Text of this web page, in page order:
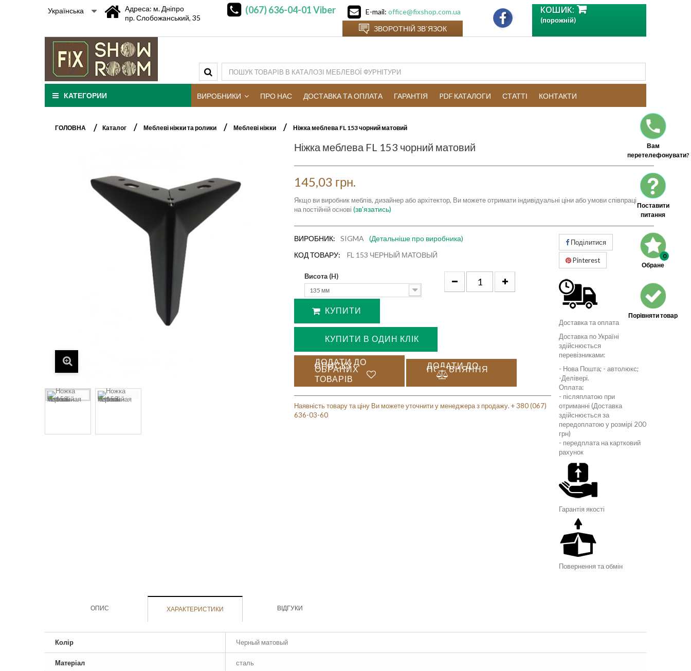
Вам
перетелефонувати?
Поставити
питання
Обране
0
Порівняти товар
Українська
Адреса: м. Дніпро
пр. Слобожанський, 35
(067) 636-04-01Viber E-mail: office@fixshop.com.ua
ЗВОРОТНІЙ ЗВ`ЯЗОК
КОШИК:
(порожній)
КАТЕГОРИИ ВИРОБНИКИ ПРО НАС ДОСТАВКА ТА ОПЛАТА ГАРАНТІЯ PDF КАТАЛОГИ СТАТТІ КОНТАКТИ
ГОЛОВНА Каталог Меблеві ніжки та ролики Меблеві ніжки Ніжка меблева FL 153 чорний матовий
Ніжка меблева FL 153 чорний матовий
145,03 грн.
Якщо ви виробник меблів, дизайнер або архітектор, Ви можете отримати індивідуальні ціни або умови співпраці
на постійній основі (зв'язатись)
ВИРОБНИК: SIGMA
(Детальніше про виробника)
КОД ТОВАРУ:
FL 153 ЧЕРНЫЙ МАТОВЫЙ
Висота (H)
135 мм
КУПИТИ
КУПИТИ В ОДИН КЛІК
ДОДАТИ ДО
СПИСКУ
ОБРАНИХ
ТОВАРІВ
ДОДАТИ ДО
ПОРІВНЯННЯ
Наявність товару та ціну Ви можете уточнити у менеджера з продажу. + 380 (067)
636-03-60
Поділитися
Pinterest
Доставка та оплата
Доставка по Україні
здійснюється
перевізниками:
- Нова Пошта; - автолюкс;
-Делівері.
Оплата:
- післяплатою при
отриманні (Доставка
здійснюється за
передоплатою у розмірі 200
грн)
- передплата на картковий
рахунок
Гарантія якості
Повернення та обмін
ОПИС ХАРАКТЕРИСТИКИ ВІДГУКИ
Колір Черный матовый
Матеріал сталь